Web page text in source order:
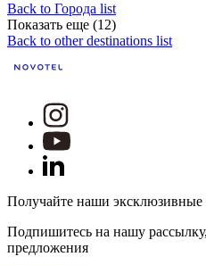
Back to Города list
Показать еще (12)
Back to other destinations list
Получайте наши эксклюзивные
Подпишитесь на нашу
предложения